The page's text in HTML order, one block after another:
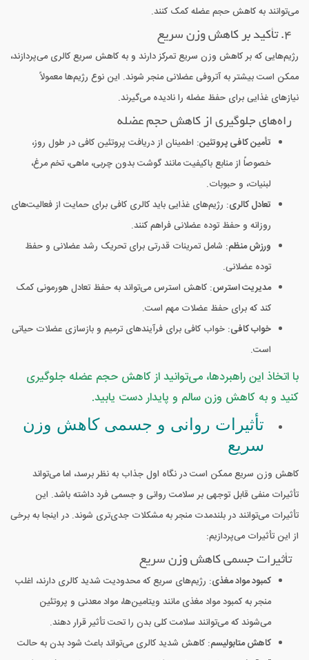
می‌توانند به کاهش حجم عضله کمک کنند.
4. تأکید بر کاهش وزن سریع
رژیم‌هایی که بر کاهش وزن سریع تمرکز دارند و به کاهش سریع کالری می‌پردازند،
ممکن است بیشتر به آتروفی عضلانی منجر شوند. این نوع رژیم‌ها معمولاً
نیازهای غذایی برای حفظ عضله را نادیده می‌گیرند.
راه‌های جلوگیری از کاهش حجم عضله
تأمین کافی پروتئین: اطمینان از دریافت پروتئین کافی در طول روز،
خصوصاً از منابع باکیفیت مانند گوشت بدون چربی، ماهی، تخم مرغ،
لبنیات، و حبوبات.
تعادل کالری: رژیم‌های غذایی باید کالری کافی برای حمایت از فعالیت‌های
روزانه و حفظ توده عضلانی فراهم کنند.
ورزش منظم: شامل تمرینات قدرتی برای تحریک رشد عضلانی و حفظ
توده عضلانی.
مدیریت استرس: کاهش استرس می‌تواند به حفظ تعادل هورمونی کمک
کند که برای حفظ عضلات مهم است.
خواب کافی: خواب کافی برای فرآیندهای ترمیم و بازسازی عضلات حیاتی
است.
با اتخاذ این راهبردها، می‌توانید از کاهش حجم عضله جلوگیری
کنید و به کاهش وزن سالم و پایدار دست یابید.
تأثیرات روانی و جسمی کاهش وزن
سریع
کاهش وزن سریع ممکن است در نگاه اول جذاب به نظر برسد، اما می‌تواند
تأثیرات منفی قابل توجهی بر سلامت روانی و جسمی فرد داشته باشد. این
تأثیرات می‌توانند در بلندمدت منجر به مشکلات جدی‌تری شوند. در اینجا به برخی
از این تأثیرات می‌پردازیم:
تأثیرات جسمی کاهش وزن سریع
کمبود مواد مغذی: رژیم‌های سریع که محدودیت شدید کالری دارند، اغلب
منجر به کمبود مواد مغذی مانند ویتامین‌ها، مواد معدنی و پروتئین
می‌شوند که می‌توانند سلامت کلی بدن را تحت تأثیر قرار دهند.
کاهش متابولیسم: کاهش شدید کالری می‌تواند باعث شود بدن به حالت